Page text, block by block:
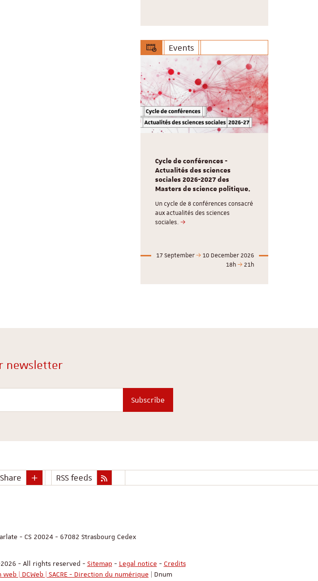
Events
Cycle de conférences -
Actualités des sciences
sociales 2026-2027 des
Masters de science politique.
Un cycle de 8 conférences consacré
aux actualités des sciences
sociales.
17 September
10 December 2026
18h
21h
newsletter
Subscribe
Share RSS feeds
- CS 20024 - 67082 Strasbourg Cedex
- All rights reserved - Sitemap - Legal notice - Credits
| DCWeb | SACRE - Direction du numérique | Dnum